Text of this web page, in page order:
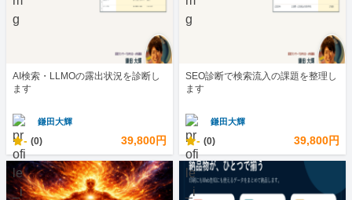
AI検索・LLMOの露出状況を診断し
ます
鎌田大輝
- (0) 39,800円
SEO診断で検索流入の課題を整理し
ます
鎌田大輝
- (0) 39,800円